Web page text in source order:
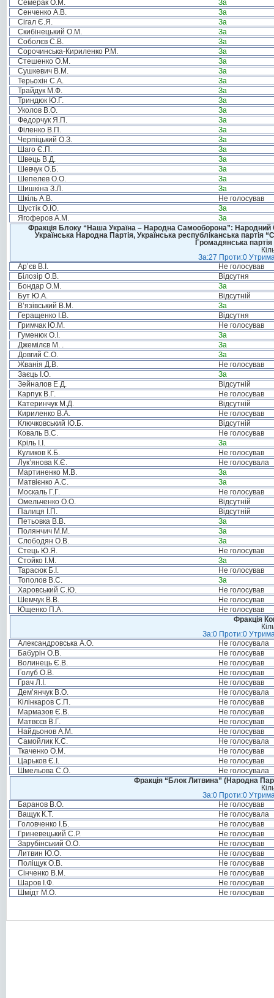
Семерак О.М.
За
Сенченко А.В.
За
Сігал Є.Я.
За
Скибінецький О.М.
За
Соболєв С.В.
За
Сорочинська-Кириленко Р.М.
За
Стешенко О.М.
За
Сушкевич В.М.
За
Терьохін С.А.
За
Трайдук М.Ф.
За
Триндюк Ю.Г.
За
Уколов В.О.
За
Федорчук Я.П.
За
Філенко В.П.
За
Черпіцький О.З.
За
Шаго Є.П.
За
Швець В.Д.
За
Шевчук О.Б.
За
Шепелев О.О.
За
Шишкіна З.Л.
За
Шкіль А.В.
Не голосував
Шустік О.Ю.
За
Ягоферов А.М.
За
Фракція Блоку “Наша Україна – Народна Самооборона”: Народний
Українська Народна Партія, Українська республіканська
Громадянська
За:27 Проти:0
Ар’єв В.І.
Не голосував
Білозір О.В.
Відсутня
Бондар О.М.
За
Бут Ю.А.
Відсутній
В’язівський В.М.
За
Геращенко І.В.
Відсутня
Гримчак Ю.М.
Не голосував
Гуменюк О.І.
За
Джемілєв М. .
За
Довгий С.О.
За
Жванія Д.В.
Не голосував
Заєць І.О.
За
Зейналов Е.Д.
Відсутній
Карпук В.Г.
Не голосував
Катеринчук М.Д.
Відсутній
Кириленко В.А.
Не голосував
Ключковський Ю.Б.
Відсутній
Коваль В.С.
Не голосував
Кріль І.І.
За
Куликов К.Б.
Не голосував
Лук’янова К.Є.
Не голосувала
Мартиненко М.В.
За
Матвієнко А.С.
За
Москаль Г.Г.
Не голосував
Омельченко О.О.
Відсутній
Палиця І.П.
Відсутній
Петьовка В.В.
За
Полянчич М.М.
За
Слободян О.В.
За
Стець Ю.Я.
Не голосував
Стойко І.М.
За
Тарасюк Б.І.
Не голосував
Тополов В.С.
За
Харовський С.Ю.
Не голосував
Шемчук В.В.
Не голосував
Ющенко П.А.
Не голосував
Фракція
За:0 Проти:0
Александровська А.О.
Не голосувала
Бабурін О.В.
Не голосував
Волинець Є.В.
Не голосував
Голуб О.В.
Не голосував
Грач Л.І.
Не голосував
Дем’янчук В.О.
Не голосувала
Кілінкаров С.П.
Не голосував
Мармазов Є.В.
Не голосував
Матвєєв В.Г.
Не голосував
Найдьонов А.М.
Не голосував
Самойлик К.С.
Не голосувала
Ткаченко О.М.
Не голосував
Царьков Є.І.
Не голосував
Шмельова С.О.
Не голосувала
Фракція “Блок Литвина” (Народна
За:0 Проти:0
Баранов В.О.
Не голосував
Ващук К.Т.
Не голосувала
Головченко І.Б.
Не голосував
Гриневецький С.Р.
Не голосував
Зарубінський О.О.
Не голосував
Литвин Ю.О.
Не голосував
Поліщук О.В.
Не голосував
Сінченко В.М.
Не голосував
Шаров І.Ф.
Не голосував
Шмідт М.О.
Не голосував